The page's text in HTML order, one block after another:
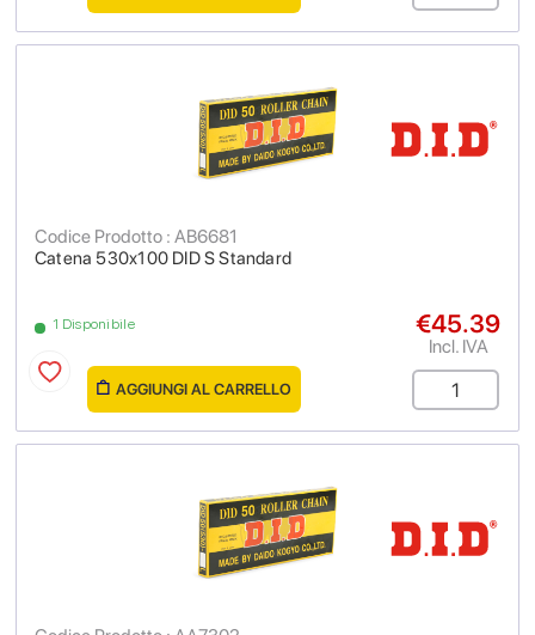
Catena 530x100 DID S Standard
Codice Prodotto : AB6681
1 Disponibile €45.39
Incl. IVA
AGGIUNGI AL CARRELLO